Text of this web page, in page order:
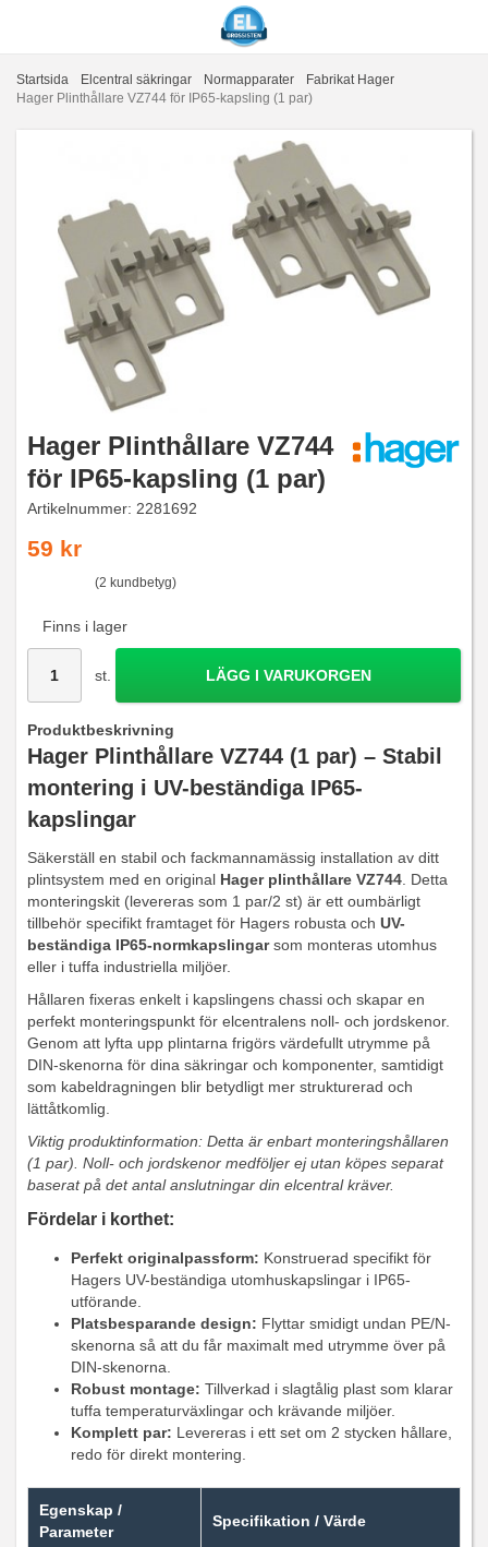
Startsida Elcentral säkringar Normapparater
Fabrikat Hager
Hager Plinthållare VZ744 för IP65-kapsling (1 par)
Hager Plinthållare VZ744
för IP65-kapsling (1 par)
Artikelnummer: 2281692
59 kr
(2 kundbetyg)
Finns i lager
st. LÄGG I VARUKORGEN
Produktbeskrivning
Hager Plinthållare VZ744 (1 par) – Stabil
montering i UV-beständiga IP65-
kapslingar
Säkerställ en stabil och fackmannamässig installation av ditt
plintsystem med en original Hager plinthållare VZ744. Detta
monteringskit (levereras som 1 par/2 st) är ett oumbärligt
tillbehör specifikt framtaget för Hagers robusta och UV-
beständiga IP65-normkapslingarsom monteras utomhus
eller i tuffa industriella miljöer.
Hållaren fixeras enkelt i kapslingens chassi och skapar en
perfekt monteringspunkt för elcentralens noll- och jordskenor.
Genom att lyfta upp plintarna frigörs värdefullt utrymme på
DIN-skenorna för dina säkringar och komponenter, samtidigt
som kabeldragningen blir betydligt mer strukturerad och
lättåtkomlig.
Viktig produktinformation: Detta är enbart monteringshållaren
(1 par). Noll- och jordskenor medföljer ej utan köpes separat
baserat på det antal anslutningar din elcentral kräver.
Fördelar i korthet:
Perfekt originalpassform: Konstruerad specifikt för
Hagers UV-beständiga utomhuskapslingar i IP65-
utförande.
Platsbesparande design: Flyttar smidigt undan PE/N-
skenorna så att du får maximalt med utrymme över på
DIN-skenorna.
Robust montage: Tillverkad i slagtålig plast som klarar
tuffa temperaturväxlingar och krävande miljöer.
Komplett par: Levereras i ett set om 2 stycken hållare,
redo för direkt montering.
Egenskap /
Parameter
Specifikation / Värde